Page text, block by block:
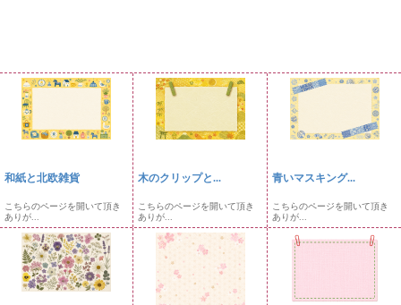
和紙と北欧雑貨
こちらのページを開いて頂き
ありが...
木のクリップと...
こちらのページを開いて頂き
ありが...
青いマスキング...
こちらのページを開いて頂き
ありが...